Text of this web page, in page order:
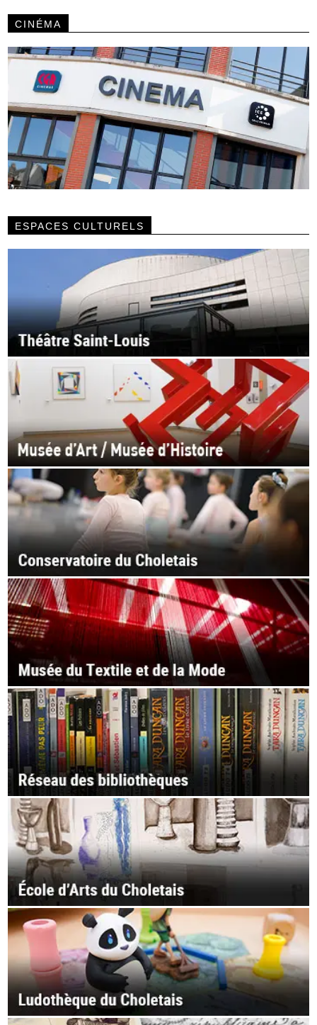
CINÉMA
ESPACES CULTURELS